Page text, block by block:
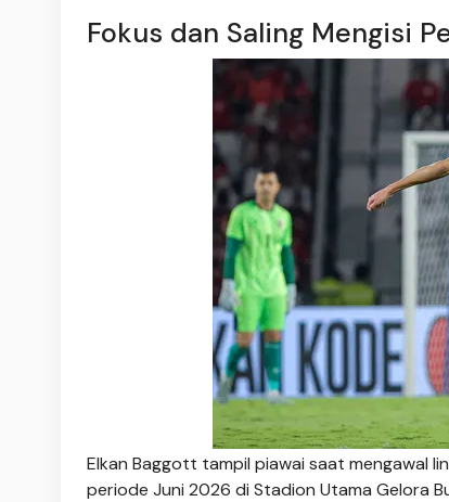
Fokus dan Saling Mengisi
Elkan Baggott tampil piawai saat mengawal
periode Juni 2026 di Stadion Utama Gelora